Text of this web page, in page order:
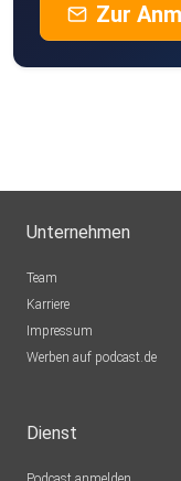
Zur
Unternehmen
Team
Karriere
Impressum
Werben auf podcast.de
Dienst